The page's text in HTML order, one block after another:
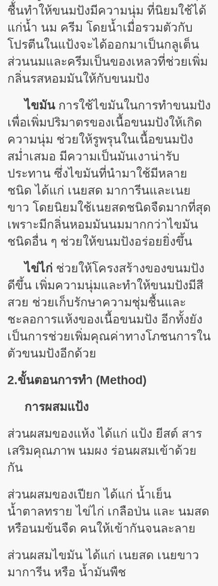
ชื้นทำให้ขนมปังมีความนุ่ม ที่นิยมใช้ได้
แก่น้ำ นม ครีม โดยน้ำเมื่อรวมตัวกับ
โปรตีนในแป้งจะได้ออกมาเป็นกลูเต็น
ส่วนนมและครีมเป็นของเหลวที่ช่วยเพิ่ม
กลิ่นรสหอมมันให้กับขนมปัง
ไขมันการใช้ไขมันในการทำขนมปัง
เพื่อเพิ่มปริมาตรของเนื้อขนมปังให้เกิด
ความนุ่ม ช่วยให้รูพรุนในเนื้อขนมปัง
สม่ำเสมอ มีความเป็นมันเงาน่ารับ
ประทาน ซึ่งไขมันที่นำมาใช้มีหลาย
ชนิด ได้แก่ เนยสด มาการีนและเนย
ขาว โดยนิยมใช้เนยสดชนิดจืดมากที่สุด
เพราะมีกลิ่นหอมมันนมมากกว่าไขมัน
ชนิดอื่น ๆ ช่วยให้ขนมปังอร่อยยิ่งขึ้น
ไข่ไก่ ช่วยให้โครงสร้างของขนมปัง
ดีขึ้น เพิ่มความนุ่มและทำให้ขนมปังมีสี
สวย ช่วยเก็บรักษาความชุ่มชื้นและ
ชะลอการแห้งของเนื้อขนมปัง อีกทั้งยัง
เป็นการช่วยเพิ่มคุณค่าทางโภชนการใน
ตัวขนมปังอีกด้วย
2.ขั้นตอนการทำ (Method)
การผสมแป้ง
ส่วนผสมของแห้ง ได้แก่ แป้ง ยีสต์ สาร
เสริมคุณภาพ นมผง ร่อนผสมเข้าด้วย
กัน
ส่วนผสมของเปียก ได้แก่ น้ำเย็น
น้ำตาลทราย ไข่ไก่ เกลือป่น และ นมสด
หรือนมข้นจืด คนให้เข้ากันจนละลาย
ส่วนผสมไขมัน ได้แก่ เนยสด เนยขาว
มาการีน หรือ น้ำมันพืช